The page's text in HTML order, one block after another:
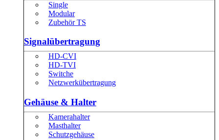
Single
Modular
Zubehör TS
Signalübertragung
HD-CVI
HD-TVI
Switche
Netzwerkübertragung
Gehäuse & Halter
Kamerahalter
Masthalter
Schutzgehäuse